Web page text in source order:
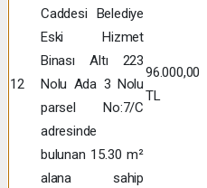
12
Caddesi Belediye
Eski Hizmet
Binası Altı 223
Nolu Ada 3 Nolu
parsel No:7/C
adresinde
bulunan 15.30 m²
alana sahip
96.000,00
TL